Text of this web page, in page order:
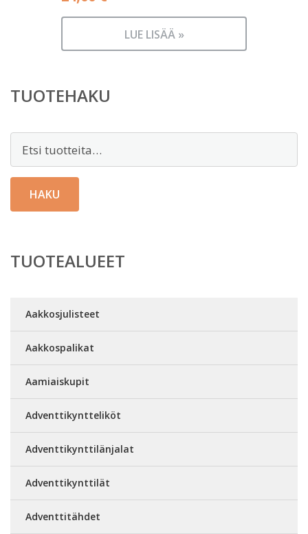
LUE LISÄÄ »
TUOTEHAKU
HAKU
TUOTEALUEET
Aakkosjulisteet
Aakkospalikat
Aamiaiskupit
Adventtikyntteliköt
Adventtikynttilänjalat
Adventtikynttilät
Adventtitähdet